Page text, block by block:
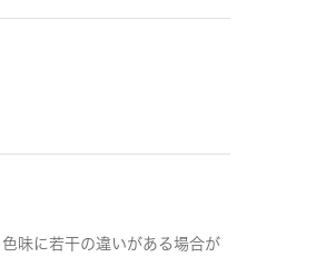
味に若干の違いがある場合が